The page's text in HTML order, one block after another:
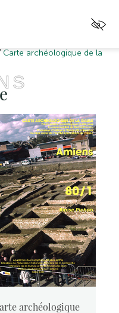
Carte archéologique de la
archéologique